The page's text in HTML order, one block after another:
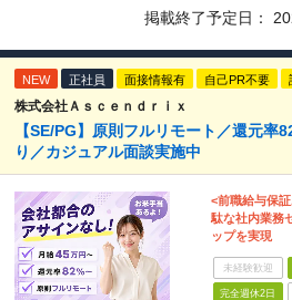
掲載終了予定日：
NEW 正社員 面接情報有 自己PR不要
株式会社Ａｓｃｅｎｄｒｉｘ
【SE/PG】原則フルリモート／還元率
り／カジュアル面談実施中
<前職給与保
駄な社内業務
ップを実現
未経験歓迎
完全週休2日